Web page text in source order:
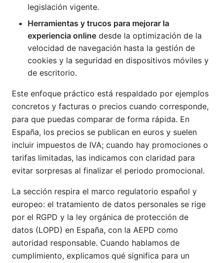
legislación vigente.
Herramientas y trucos para mejorar la
experiencia online desde la optimización de la
velocidad de navegación hasta la gestión de
cookies y la seguridad en dispositivos móviles y
de escritorio.
Este enfoque práctico está respaldado por ejemplos
concretos y facturas o precios cuando corresponde,
para que puedas comparar de forma rápida. En
España, los precios se publican en euros y suelen
incluir impuestos de IVA; cuando hay promociones o
tarifas limitadas, las indicamos con claridad para
evitar sorpresas al finalizar el periodo promocional.
La sección respira el marco regulatorio español y
europeo: el tratamiento de datos personales se rige
por el RGPD y la ley orgánica de protección de
datos (LOPD) en España, con la AEPD como
autoridad responsable. Cuando hablamos de
cumplimiento, explicamos qué significa para un